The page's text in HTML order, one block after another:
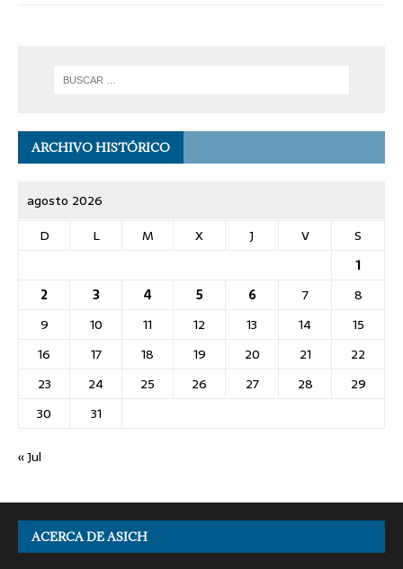
ARCHIVO HISTÓRICO
agosto 2026
D
L M X J V
S
1
2
3 4 5 6 7
8
9
10 11 12 13 14
15
16
17 18 19 20 21
22
23
24 25 26 27 28
29
30
31
« Jul
ACERCA DE ASICH